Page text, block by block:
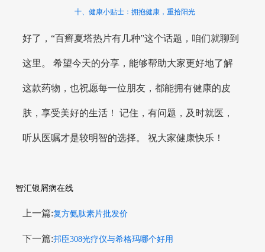
十、健康小贴士：拥抱健康，重拾阳光
好了，“百癣夏塔热片有几种”这个话题，咱们就聊到
这里。 希望今天的分享，能够帮助大家更好地了解
这款药物，也祝愿每一位朋友，都能拥有健康的皮
肤，享受美好的生活！ 记住，有问题，及时就医，
听从医嘱才是较明智的选择。 祝大家健康快乐！
智汇银屑病在线
上一篇:复方氨肽素片批发价
下一篇:邦臣308光疗仪与希格玛哪个好用